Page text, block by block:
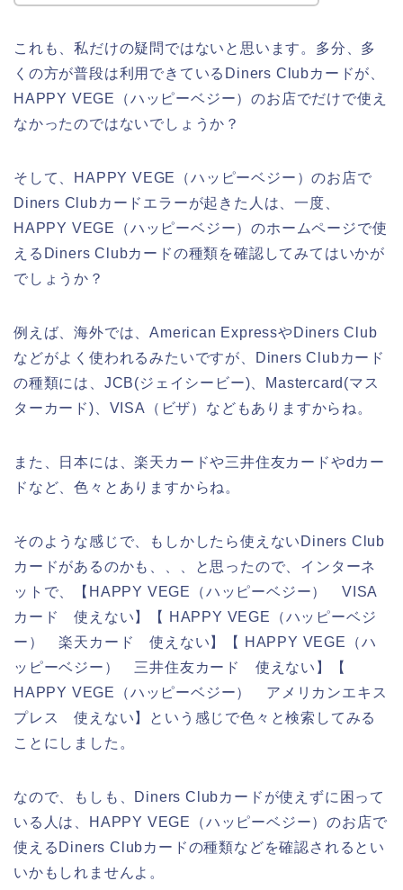
これも、私だけの疑問ではないと思います。多分、多
くの方が普段は利用できているDiners Clubカードが、
HAPPY VEGE（ハッピーベジー）のお店でだけで使え
なかったのではないでしょうか？
そして、HAPPY VEGE（ハッピーベジー）のお店で
Diners Clubカードエラーが起きた人は、一度、
HAPPY VEGE（ハッピーベジー）のホームページで使
えるDiners Clubカードの種類を確認してみてはいかが
でしょうか？
例えば、海外では、American ExpressやDiners Club
などがよく使われるみたいですが、Diners Clubカード
の種類には、JCB(ジェイシービー)、Mastercard(マス
ターカード)、VISA（ビザ）などもありますからね。
また、日本には、楽天カードや三井住友カードやdカー
ドなど、色々とありますからね。
そのような感じで、もしかしたら使えないDiners Club
カードがあるのかも、、、と思ったので、インターネ
ットで、【HAPPY VEGE（ハッピーベジー） VISA
カード 使えない】【 HAPPY VEGE（ハッピーベジ
ー） 楽天カード 使えない】【 HAPPY VEGE（ハ
ッピーベジー） 三井住友カード 使えない】【
HAPPY VEGE（ハッピーベジー） アメリカンエキス
プレス 使えない】という感じで色々と検索してみる
ことにしました。
なので、もしも、Diners Clubカードが使えずに困って
いる人は、HAPPY VEGE（ハッピーベジー）のお店で
使えるDiners Clubカードの種類などを確認されるとい
いかもしれませんよ。